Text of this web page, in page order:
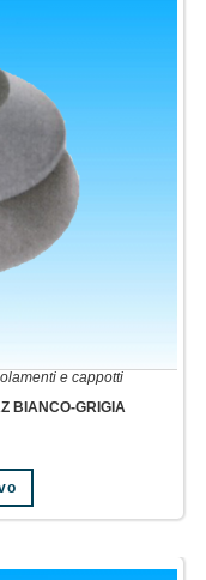
e cappotti
BIANCO-GRIGIA